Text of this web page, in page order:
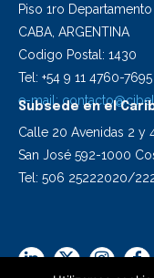
Piso 1ro
CABA, ARGENTINA
Codigo Postal: 1430
Tel: +54 9 11 4760-7695
e-mail:
Subsede en el
Calle 20 Avenidas 2 y
San José 592-1000
Tel: 506 25222020/